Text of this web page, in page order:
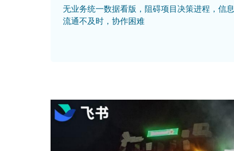
无业务统一数据看版，阻碍项目决策进程，信息
流通不及时，协作困难